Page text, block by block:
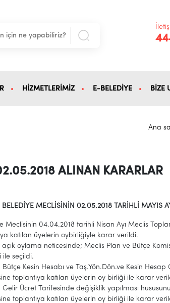
HİZMETLERİMİZ E-BELEDİYE BİZE
Ana
ALINAN KARARLAR
BELEDİYE MECLİSİNİN 02.05.2018 TARİHLİ MAYIS
Meclisinin 04.04.2018 tarihli Nisan Ayı Meclis
katılan üyelerin oybirliğiyle karar verildi.
açık oylama neticesinde; Meclis Plan ve Bütçe
ile seçildi.
Bütçe Kesin Hesabı ve Taş.Yön.Dön.ve Kesin
toplantıya katılan üyelerin oy birliği ile karar
Gelir Ücret Tarifesinde değişiklik yapılması
toplantıya katılan üyelerin oy birliği ile karar